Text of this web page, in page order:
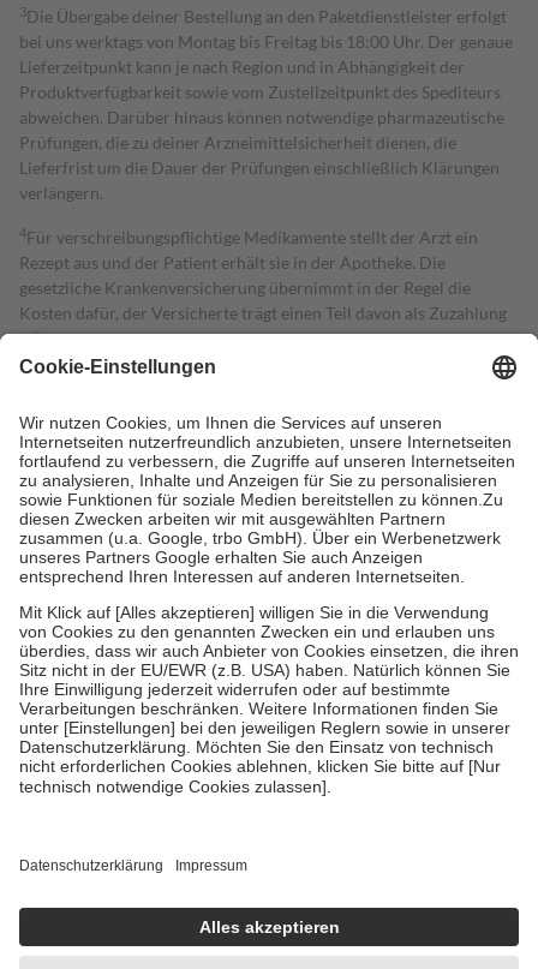
3Die Übergabe deiner Bestellung an den Paketdienstleister erfolgt
bei uns werktags von Montag bis Freitag bis 18:00 Uhr. Der genaue
Lieferzeitpunkt kann je nach Region und in Abhängigkeit der
Produktverfügbarkeit sowie vom Zustellzeitpunkt des Spediteurs
abweichen. Darüber hinaus können notwendige pharmazeutische
Prüfungen, die zu deiner Arzneimittelsicherheit dienen, die
Lieferfrist um die Dauer der Prüfungen einschließlich Klärungen
verlängern.
4Für verschreibungspflichtige Medikamente stellt der Arzt ein
Rezept aus und der Patient erhält sie in der Apotheke. Die
gesetzliche Krankenversicherung übernimmt in der Regel die
Kosten dafür, der Versicherte trägt einen Teil davon als Zuzahlung
mit.
Grundsätzlich leisten Mitglieder Zuzahlungen in Höhe von zehn
höchstens zehn Euro.
Es sind jedoch nie mehr als die tatsächlichen
Kosten der Leistung zu entrichten.
Diese Regeln gelten grundsätzlich auch für Online-Apotheken.
Bei Heilmitteln und häuslicher Krankenpflege beträgt die
Zuzahlung zehn Prozent der Kosten sowie zehn Euro je
Verordnung.
Um das Engagement der Versicherten für ihre eigene Gesundheit zu
stärken und die besondere Stellung der Familie zu unterstützen,
fallenkeine Zuzahlungenan bei:
• Kindern und Jugendlichen bis zum vollendeten 18. Lebensjahr
mit Ausnahme der Fahrkosten
• Untersuchungen zur Vorsorge und Früherkennung, die von der
GKV getragen werden
• empfohlenen Schutzimpfungen
• Harn- und Blutteststreifen
getroffen, um sicherzustellen, dass es sich um echte Bewertungen
https://help.etrusted.com/hc/de/articles/4419944605341
Einige Bilder und Inhalte wurden unter Zuhilfenahme künstlicher